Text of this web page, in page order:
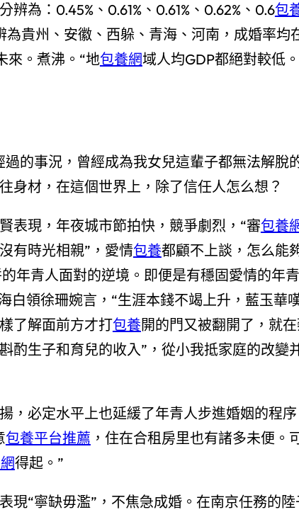
為：0.45%、0.61%、0.61%、0.62%、0.6包
貴州、安徽、西躲、青海、河南，成婚率均
來。煮沸。“地包養網域人均GDP都絕對較低
的事況，曾經成為我女兒這輩子都無法解脫
身材，在這個世界上，除了信任人怎么想？
現，年夜城市節拍快，競爭劇烈，“審包養
有時光相親”，愛情包養都顧不上談，怎么能
年青人面對的逆境。即便是有穩固愛情的年
白領徐珊婉言，“生涯本錢不竭上升，藍玉華
了解面前方才打包養開的門又被翻開了，就
酌生子和育兒的收入”，從小我抵家庭的改變
必定水平上也延緩了年青人步進婚姻的程序
包養平台推薦 ，住在合租房里也有諸多未便。
得起。”
“寧缺毋濫”，不焦急成婚。在南京任務的陸